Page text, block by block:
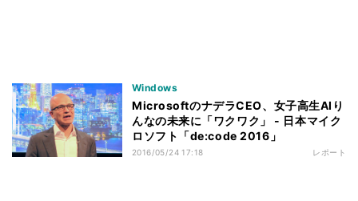
Windows
MicrosoftのナデラCEO、女子高生AIり
んなの未来に「ワクワク」 - 日本マイク
ロソフト「de:code 2016」
2016/05/24 17:18 レポート